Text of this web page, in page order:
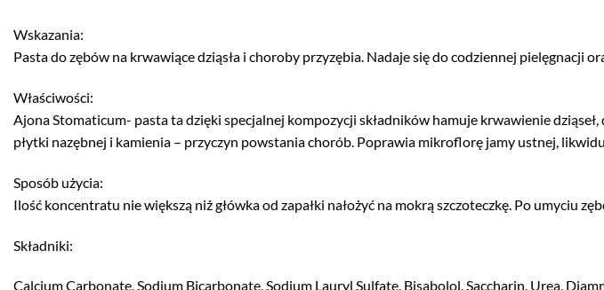
Wskazania:
Pasta do zębów na krwawiące dziąsła i choroby przyzębia. Nadaje się do codziennej pielęgnacji
Właściwości:
Ajona Stomaticum- pasta ta dzięki specjalnej kompozycji składników hamuje krwawienie
płytki nazębnej i kamienia – przyczyn powstania chorób. Poprawia mikroflorę jamy ustnej,
Sposób użycia:
Ilość koncentratu nie większą niż główka od zapałki nałożyć na mokrą szczoteczkę. Po umyciu
Składniki:
Calcium Carbonate, Sodium Bicarbonate, Sodium Lauryl Sulfate, Bisabolol, Saccharin, Urea,